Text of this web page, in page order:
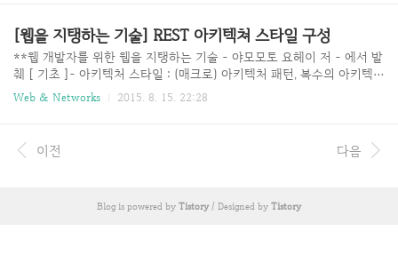
http- 사용자 정보 : reimaginer:password- 호스트 명 : www.tistory.co
m..
[웹을 지탱하는 기술] REST 아키텍쳐 스타일 구성
**웹 개발자를 위한 웹을 지탱하는 기술 - 야모모토 요헤이 저 - 에서 발
췌 [ 기초 ]- 아키텍처 스타일 : (매크로) 아키텍처 패턴, 복수의 아키텍처
의 공통된 성질, 양식, 규정 혹은 독특한 방식을 가리키는 말. ex) MVC,
양식** 구현에서 추상도를 한단계 올린 것이 아키텍처이고, 아키텍처에
서 추상도를 한단계 더 올린 것이 아키텍처 스타일이다. 추상화 레벨 웹
Web & Networks 2015. 8. 15. 22:28
이전 다음
Blog is powered by Tistory/ Designed by Tistory